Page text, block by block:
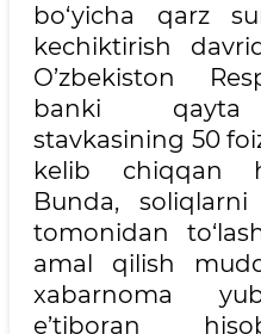
bo‘yicha qarz
kechiktirish
O’zbekiston
banki qayta
stavkasining 50
kelib chiqqan
Bunda,
tomonidan
amal qilish
xabarnoma
e’tiboran